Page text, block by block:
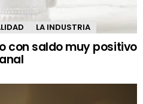
LA INDUSTRIA
con saldo muy positivo